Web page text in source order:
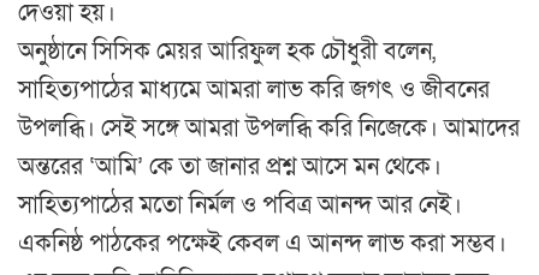
দেওয়া হয়।
অনুষ্ঠানে সিসিক মেয়র আরিফুল হক চৌধুরী বলেন,
সাহিত্যপাঠের মাধ্যমে আমরা লাভ করি জগৎ ও জীবনের
উপলব্ধি। সেই সঙ্গে আমরা উপলব্ধি করি নিজেকে। আমাদের
অন্তরের ‘আমি’ কে তা জানার প্রশ্ন আসে মন থেকে।
সাহিত্যপাঠের মতো নির্মল ও পবিত্র আনন্দ আর নেই।
একনিষ্ঠ পাঠকের পক্ষেই কেবল এ আনন্দ লাভ করা সম্ভব।